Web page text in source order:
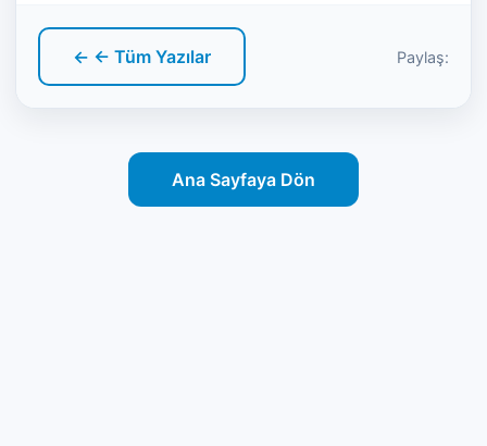
← ← Tüm Yazılar Paylaş:
Ana Sayfaya Dön